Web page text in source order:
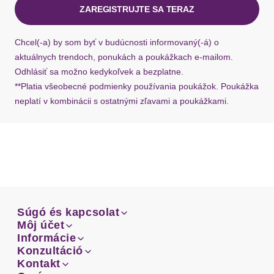
ZAREGISTRUJTE SA TERAZ
Chcel(-a) by som byť v budúcnosti informovaný(-á) o
aktuálnych trendoch, ponukách a poukážkach e-mailom.
Odhlásiť sa možno kedykoľvek a bezplatne.
**Platia všeobecné podmienky používania poukážok. Poukážka
neplatí v kombinácii s ostatnými zľavami a poukážkami.
Súgó és kapcsolat
Email
Facebook
Súgó és kapcsolat
Email
Môj účet
Prehľad objednávok
Môj účet
Prehľad objednávok
Informácie
Doprava
Informácie
Konzultáció
Sprievodca-veľkosťami
Konzultáció
Kontakt